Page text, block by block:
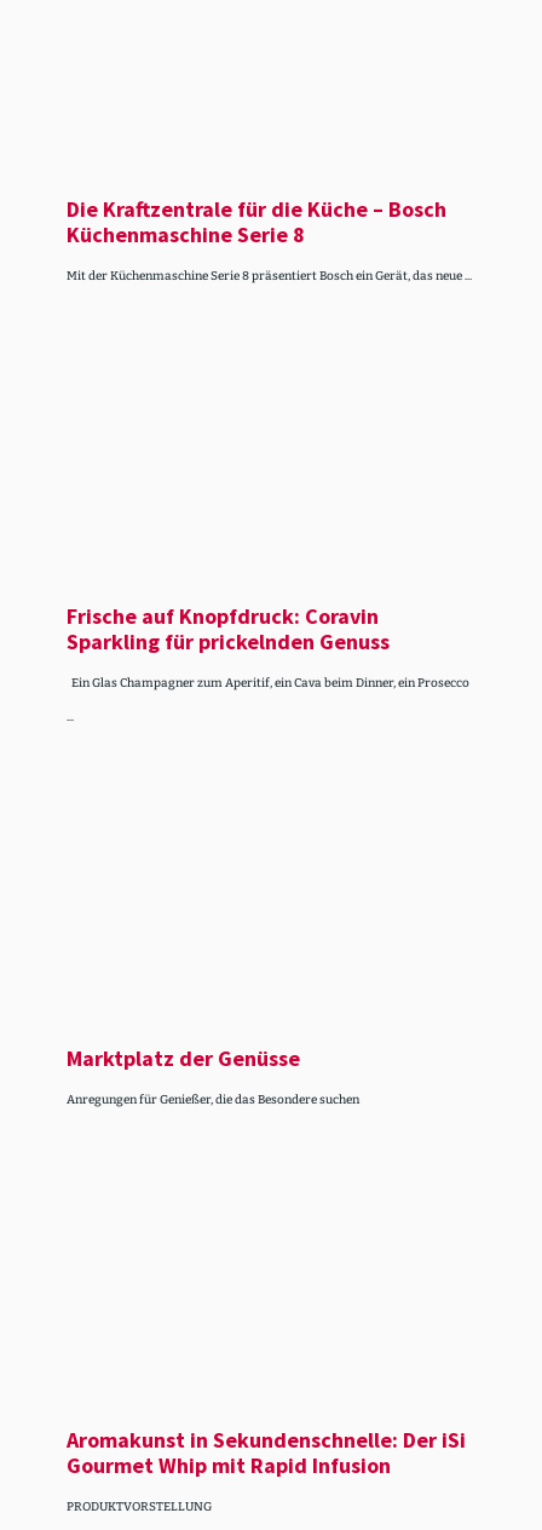
Die Kraft­zen­trale für die Küche – Bosch
Küchenmaschine Serie 8
Mit der Küchenmaschine Serie 8 präsentiert Bosch ein Gerät, das neue ...
Frische auf Knopf­druck: Coravin
Sparkling für prickelnden Genuss
Ein Glas Champagner zum Aperitif, ein Cava beim Dinner, ein Prosecco
...
Markt­platz der Genüsse
Anregungen für Genießer, die das Besondere suchen
Aroma­kunst in Sekun­den­schnelle: Der iSi
Gourmet Whip mit Rapid Infusion
PRODUKTVORSTELLUNG